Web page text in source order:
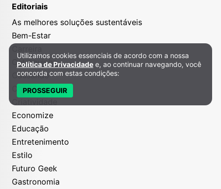
Editoriais
As melhores soluções sustentáveis
Bem-Estar
Catraquinha
Causando
Cidadania
Criatividade
Economize
Educação
Entretenimento
Estilo
Futuro Geek
Gastronomia
Política de Privacidade e Cookies
Utilizamos cookies essenciais de acordo com a nossa
Política de Privacidade e, ao continuar navegando, você
concorda com estas condições:
PROSSEGUIR